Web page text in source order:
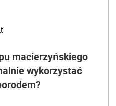
macierzyńskiego
wykorzystać